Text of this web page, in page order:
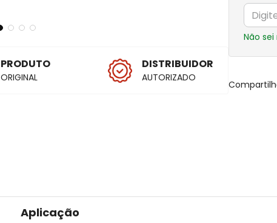
PRODUTO
ORIGINAL
DISTRIBUIDOR
AUTORIZADO
Não sei
Aplicação